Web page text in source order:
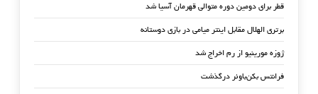
قطر برای دومین دوره متوالی قهرمان آسیا شد
برتری الهلال مقابل اینتر میامی در بازی دوستانه
ژوزه مورینیو از رم اخراج شد
فرانتس بکن‌باوئر درگذشت